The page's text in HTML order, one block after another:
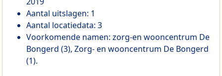
Aantal uitslagen: 1
Aantal locatiedata: 3
Voorkomende namen: zorg-en wooncentrum De
Bongerd (3), Zorg- en wooncentrum De Bongerd
(1).